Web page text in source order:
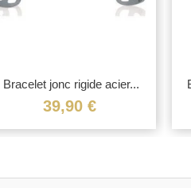
Bracelet jonc rigide acier...
39,90 €